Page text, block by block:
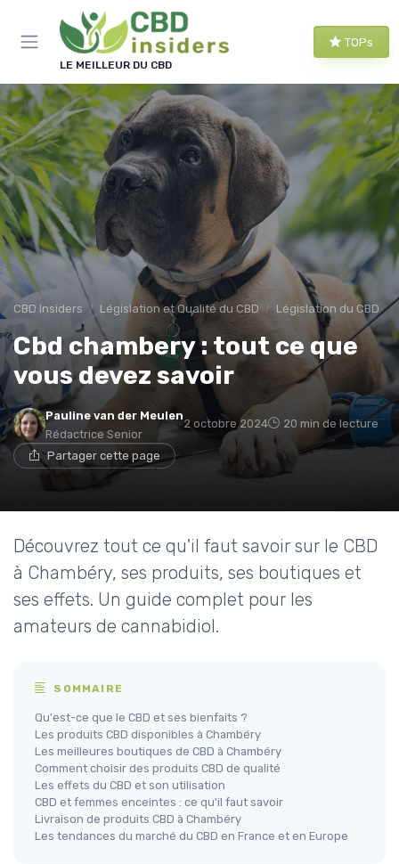
LE MEILLEUR DU CBD
TOPs
CBD Insiders Législation et Qualité du CBD Législation du CBD
Cbd chambery : tout ce que
vous devez savoir
Pauline van der Meulen
Rédactrice Senior
2 octobre 2024 20 min de lecture
Partager cette page
Découvrez tout ce qu'il faut savoir sur le CBD
à Chambéry, ses produits, ses boutiques et
ses effets. Un guide complet pour les
amateurs de cannabidiol.
SOMMAIRE
Qu'est-ce que le CBD et ses bienfaits ?
Les produits CBD disponibles à Chambéry
Les meilleures boutiques de CBD à Chambéry
Comment choisir des produits CBD de qualité
Les effets du CBD et son utilisation
CBD et femmes enceintes : ce qu'il faut savoir
Livraison de produits CBD à Chambéry
Les tendances du marché du CBD en France et en Europe
Panneau de gestion des cookies